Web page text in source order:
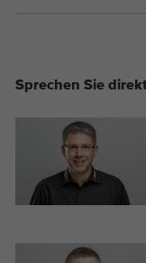
Sprechen Sie